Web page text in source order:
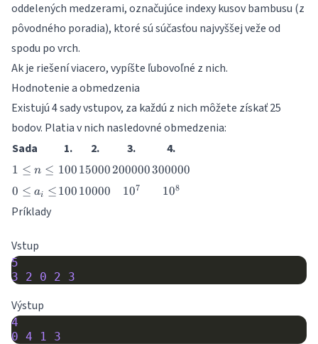
\dots,
i_k
oddelených medzerami, označujúce indexy kusov bambusu (z
pôvodného poradia), ktoré sú súčasťou najvyššej veže od
spodu po vrch.
Ak je riešení viacero, vypíšte ľubovoľné z nich.
Hodnotenie a obmedzenia
Existujú 4 sady vstupov, za každú z nich môžete získať 25
bodov. Platia v nich nasledovné obmedzenia:
Sada
1. 2. 3. 4.
1
n
\leq
1 ≤ n ≤ 100
100 15000
15000 200000
200000 300000
300000
0
a_i
0 ≤ ai ≤ 100
100 10000
10000 10^7
107 10^8
108
Príklady
Vstup
5
3
2 0 2 3
Výstup
4
0 4 1 3